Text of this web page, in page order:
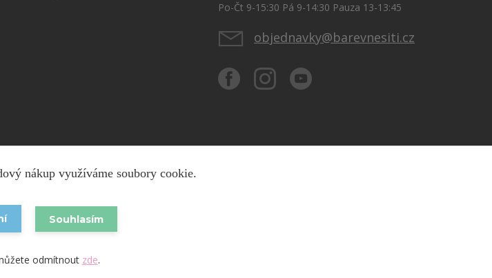
Po-Čt 9-15:30 Pá 9-14:30 Pauza 13-13:45
objednavky@barevnesiti.cz
2026 Barevnesiti.cz
nákup využíváme soubory cookie.
Souhlasím
odmítnout zde.